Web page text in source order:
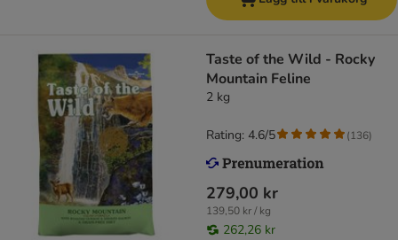
Taste of the Wild - Rocky
Mountain Feline
2 kg
279,00 kr
139,50 kr / kg
262,26 kr
Rating: 4.6/5 (136)